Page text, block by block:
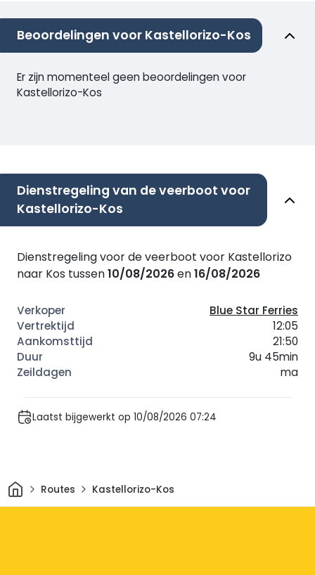
Beoordelingen voor Kastellorizo-Kos
Er zijn momenteel geen beoordelingen voor
Kastellorizo-Kos
Dienstregeling van de veerboot voor
Kastellorizo-Kos
Dienstregeling voor de veerboot voor Kastellorizo
naar Kos tussen10/08/2026en16/08/2026
Blue Star Ferries
12:05
21:50
9u 45min
ma
Laatst bijgewerkt op 10/08/2026 07:24
ThuisRoutes Kastellorizo-Kos